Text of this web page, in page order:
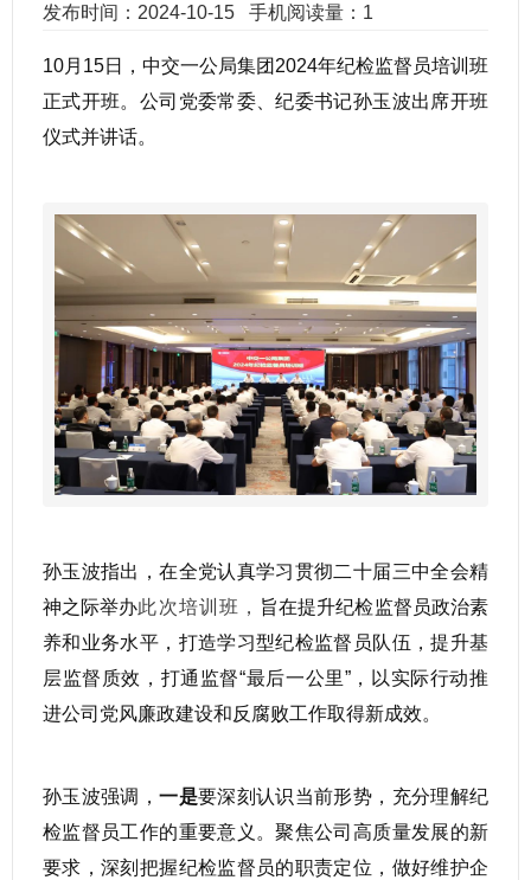
发布时间：2024-10-15 手机阅读量：1
10月15日，中交一公局集团2024年纪检监督员培训班
正式开班。公司党委常委、纪委书记孙玉波出席开班
仪式并讲话。
孙玉波指出，在全党认真学习贯彻二十届三中全会精
神之际举办此次培训班， 旨在提升纪检监督员政治素
养和业务水平，打造学习型纪检监督员队伍，提升基
层监督质效，打通监督“最后一公里”，以实际行动推
进公司党风廉政建设和反腐败工作取得新成效。
孙玉波强调，一是要深刻认识当前形势，充分理解纪
检监督员工作的重要意义。聚焦公司高质量发展的新
要求，深刻把握纪检监督员的职责定位，做好维护企